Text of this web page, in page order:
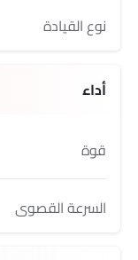
نوع القيادة
أداء
قوة
السرعة القصوى